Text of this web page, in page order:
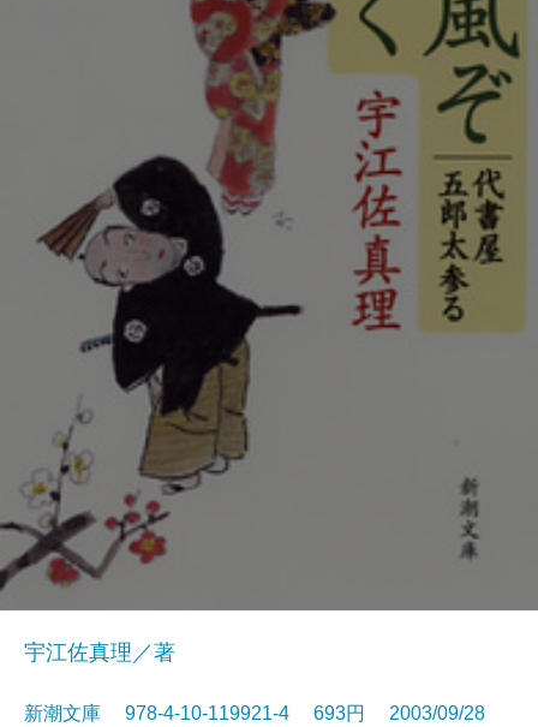
宇江佐真理／著
新潮文庫 978-4-10-119921-4 693円 2003/09/28